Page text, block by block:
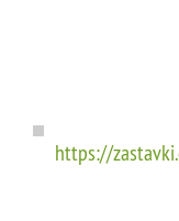
https://